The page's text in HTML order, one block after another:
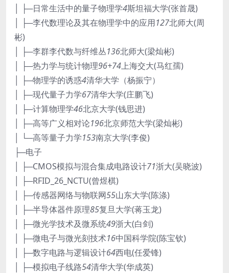
│ ├─日常生活中的量子物理学4斯坦福大学(张首晟)
│ ├─李代数理论及其在物理学中的应用127北师大(周
彬)
│ ├─李群李代数与纤维丛136北师大(梁灿彬)
│ ├─热力学与统计物理96+74上海交大(马红孺)
│ ├─物理学的诱惑4清华大学（杨振宁）
│ ├─现代量子力学67清华大学(庄鹏飞)
│ ├─计算物理学46北京大学(钱思进)
│ ├─高等广义相对论196北京师范大学(梁灿彬)
│ └─高等量子力学153南京大学(李俊)
├─电子
│ ├─CMOS模拟与混合集成电路设计71浙大(吴晓波)
│ ├─RFID_26_NCTU(曾煜棋)
│ ├─传感器网络与物联网55山东大学(陈涤)
│ ├─半导体器件原理85复旦大学(蒋玉龙)
│ ├─微光学技术及微系统49浙大(白剑)
│ ├─微电子与微光刻技术16中国科学院(陈宝钦)
│ ├─数字电路与逻辑设计64西电(任爱锋)
│ ├─模拟电子线路54清华大学(华成英)